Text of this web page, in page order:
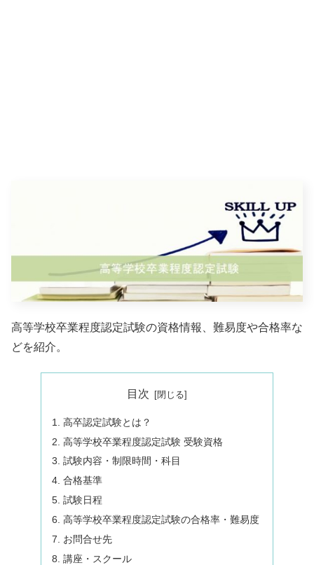
高等学校卒業程度認定試験の資格情報、難易度や合格率な
どを紹介。
目次
高卒認定試験とは？
高等学校卒業程度認定試験 受験資格
試験内容・制限時間・科目
合格基準
試験日程
高等学校卒業程度認定試験の合格率・難易度
お問合せ先
講座・スクール